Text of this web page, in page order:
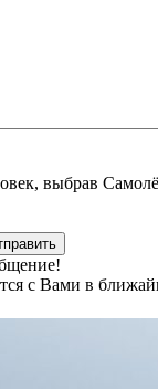
выбрав
с Вами в